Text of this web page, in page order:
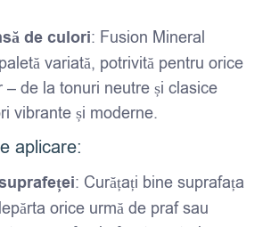
de culori: Fusion Mineral
variată, potrivită pentru orice
– de la tonuri neutre și clasice
vibrante și moderne.
aplicare:
: Curățați bine suprafața
orice urmă de praf sau